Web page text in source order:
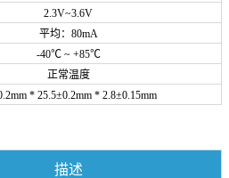
2.3V~3.6V
平均：80mA
-40℃ ~ +85℃
正常温度
* 25.5±0.2mm * 2.8±0.15mm
描述